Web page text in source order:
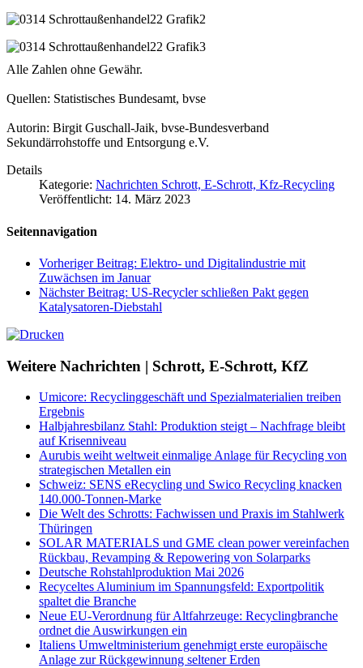
Alle Zahlen ohne Gewähr.
Quellen: Statistisches Bundesamt, bvse
Autorin: Birgit Guschall-Jaik, bvse-Bundesverband
Sekundärrohstoffe und Entsorgung e.V.
Details
Kategorie: Nachrichten Schrott, E-Schrott, Kfz-Recycling
Veröffentlicht: 14. März 2023
Seitennavigation
Vorheriger Beitrag: Elektro- und Digitalindustrie mit
Zuwächsen im Januar
Nächster Beitrag: US-Recycler schließen Pakt gegen
Katalysatoren-Diebstahl
Weitere Nachrichten | Schrott, E-Schrott, KfZ
Umicore: Recyclinggeschäft und Spezialmaterialien treiben
Ergebnis
Halbjahresbilanz Stahl: Produktion steigt – Nachfrage bleibt
auf Krisenniveau
Aurubis weiht weltweit einmalige Anlage für Recycling von
strategischen Metallen ein
Schweiz: SENS eRecycling und Swico Recycling knacken
140.000-Tonnen-Marke
Die Welt des Schrotts: Fachwissen und Praxis im Stahlwerk
Thüringen
SOLAR MATERIALS und GME clean power vereinfachen
Rückbau, Revamping & Repowering von Solarparks
Deutsche Rohstahlproduktion Mai 2026
Recyceltes Aluminium im Spannungsfeld: Exportpolitik
spaltet die Branche
Neue EU-Verordnung für Altfahrzeuge: Recyclingbranche
ordnet die Auswirkungen ein
Italiens Umweltministerium genehmigt erste europäische
Anlage zur Rückgewinnung seltener Erden